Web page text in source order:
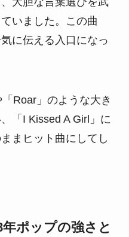
いました。この曲
に伝える入口になっ
Roar」のような大き
「I Kissed A Girl」に
まヒット曲にしてし
ポップの強さと